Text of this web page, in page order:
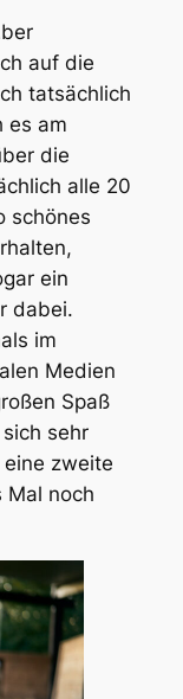
auf die
tatsächlich
es am
die
alle 20
schönes
ein
dabei.
im
Medien
Spaß
sehr
zweite
Mal noch